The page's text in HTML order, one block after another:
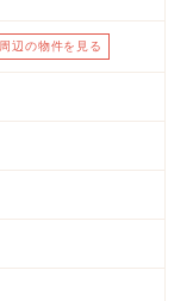
周辺の物件を見る